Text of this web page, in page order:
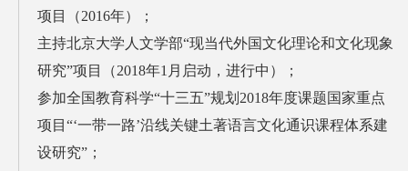
项目（2016年）；
主持北京大学人文学部“现当代外国文化理论和文化现象
研究”项目（2018年1月启动，进行中 ）；
参加全国教育科学“十三五”规划2018年度课题国家重点
项目“‘一带一路’沿线关键土著语言文化通识课程体系建
设研究”；